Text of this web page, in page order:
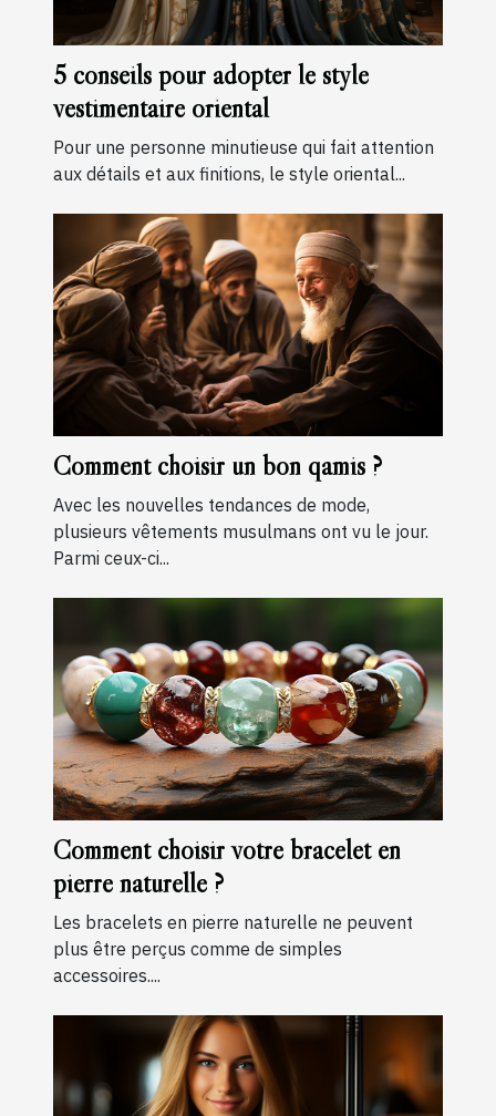
5 conseils pour adopter le style
vestimentaire oriental
Pour une personne minutieuse qui fait attention
aux détails et aux finitions, le style oriental...
Comment choisir un bon qamis ?
Avec les nouvelles tendances de mode,
plusieurs vêtements musulmans ont vu le jour.
Parmi ceux-ci...
Comment choisir votre bracelet en
pierre naturelle ?
Les bracelets en pierre naturelle ne peuvent
plus être perçus comme de simples
accessoires....